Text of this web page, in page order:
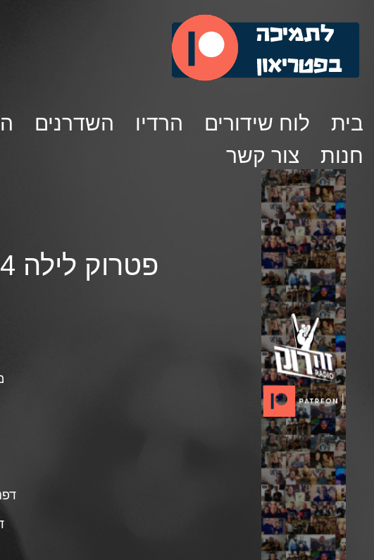
בית לוח שידורים הרדיו השדרנים
חנות
צור קשר
פטרוק לילה 114 – מאיר הוברמן 25/01/2023